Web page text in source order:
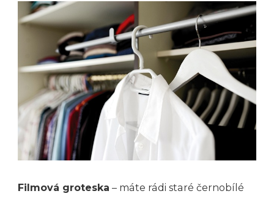
Filmová groteska – máte rádi staré černobílé